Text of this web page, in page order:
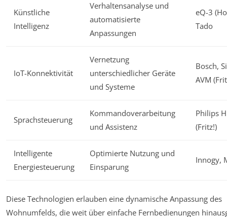
Künstliche
Intelligenz
Verhaltensanalyse und
automatisierte
Anpassungen
eQ-3
Tado
IoT-Konnektivität
Vernetzung
unterschiedlicher Geräte
und Systeme
Bosch,
AVM
Sprachsteuerung
Kommandoverarbeitung
und Assistenz
Philips
(Fritz!)
Intelligente
Energiesteuerung
Optimierte Nutzung und
Einsparung
Innogy,
Diese Technologien erlauben eine dynamische Anpassung des
Wohnumfelds, die weit über einfache Fernbedienungen